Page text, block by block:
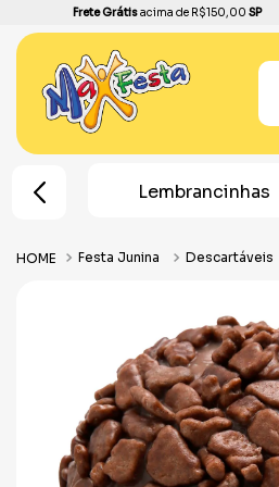
Frete Grátisacima de R$150,00 SP
Festa Lembrancinhas
Festa Junina Descartáveis